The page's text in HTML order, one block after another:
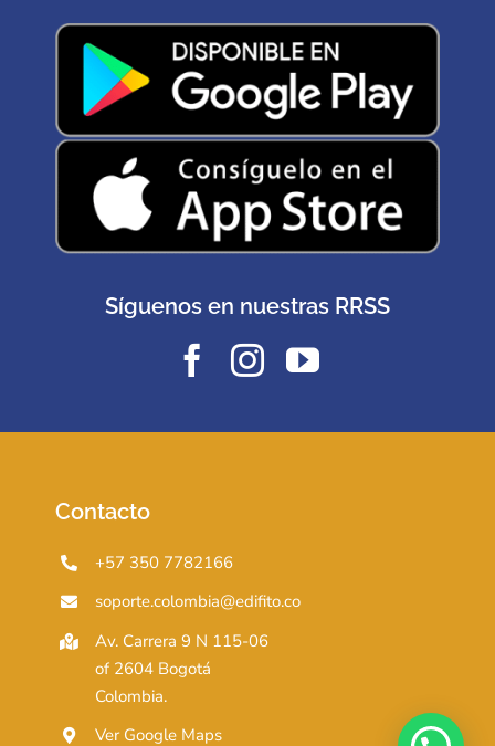
Síguenos en nuestras RRSS
Contacto
+57 350 7782166
soporte.colombia@edifito.co
Av. Carrera 9 N 115-06
of 2604 Bogotá
Colombia.
Ver Google Maps